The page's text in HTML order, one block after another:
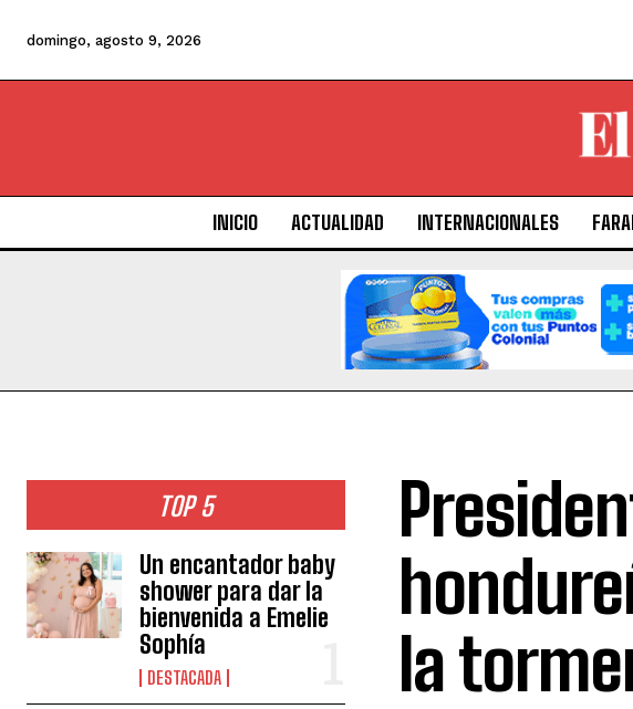
domingo, agosto 9, 2026
INICIO ACTUALIDAD INTERNACIONALES
TOP 5
Un encantador baby
shower para dar la
bienvenida a Emelie
Sophía
DESTACADA
la